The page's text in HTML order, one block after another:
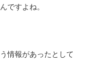
ですよね。
情報があったとして